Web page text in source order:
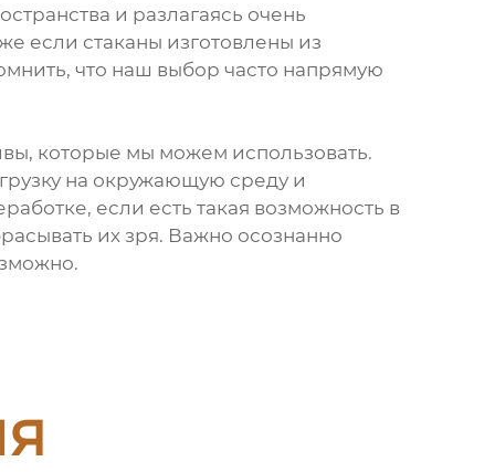
и разлагаясь очень
если стаканы изготовлены из
что наш выбор часто напрямую
которые мы можем использовать.
на окружающую среду и
если есть такая возможность в
их зря. Важно осознанно